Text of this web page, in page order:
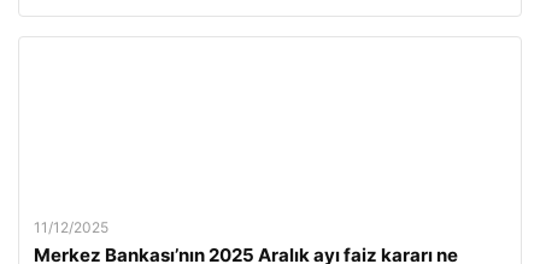
11/12/2025
Merkez Bankası’nın 2025 Aralık ayı faiz kararı ne